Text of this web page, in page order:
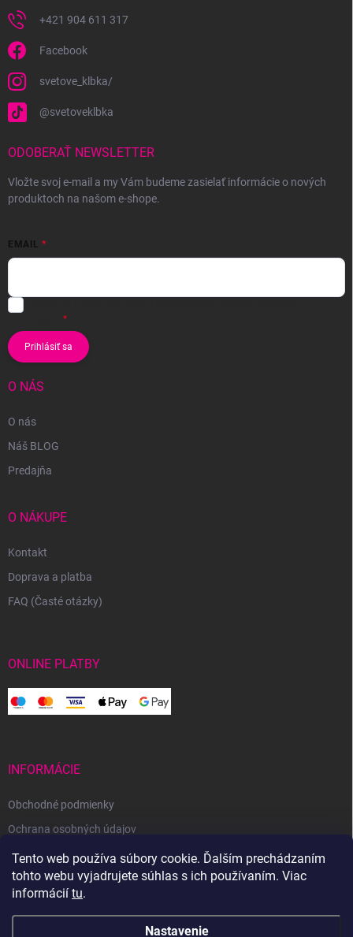
Tento web používa súbory cookie. Ďalším prechádzaním
tohto webu vyjadrujete súhlas s ich používaním. Viac
informácií tu.
Nastavenie
+421 904 611 317
Facebook
svetove_klbka/
@svetoveklbka
ODOBERAŤ NEWSLETTER
Vložte svoj e-mail a my Vám budeme zasielať informácie o nových
produktoch na našom e-shope.
EMAIL
Prihlásiť sa
O NÁS
O nás
Náš BLOG
Predajňa
O NÁKUPE
Kontakt
Doprava a platba
FAQ (Časté otázky)
ONLINE PLATBY
INFORMÁCIE
Obchodné podmienky
Ochrana osobných údajov
Reklamačný poriadok
Odstúpenie od zmluvy